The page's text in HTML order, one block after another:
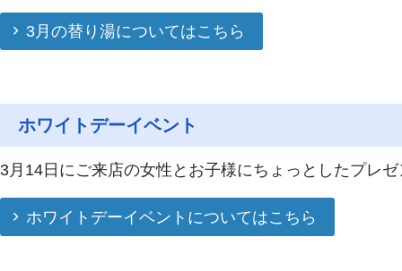
3月の替り湯についてはこちら
ホワイトデーイベント
3月14日にご来店の女性とお子様にちょっとしたプレ
ホワイトデーイベントについてはこちら